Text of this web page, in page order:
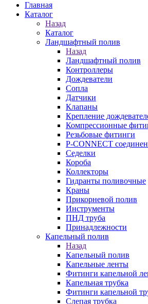
Главная
Каталог
Назад
Каталог
Ландшафтный полив
Назад
Ландшафтный полив
Контроллеры
Дождеватели
Сопла
Датчики
Клапаны
Крепление
Компрессионные
Резьбовые фитинги
P-CONNECT
Седелки
Короба
Коллекторы
Гидранты поливочные
Краны
Прикорневой полив
Инструменты
ПНД труба
Принадлежности
Капельный полив
Назад
Капельный полив
Капельные ленты
Фитинги капельной
Капельная трубка
Фитинги капельной
Слепая трубка